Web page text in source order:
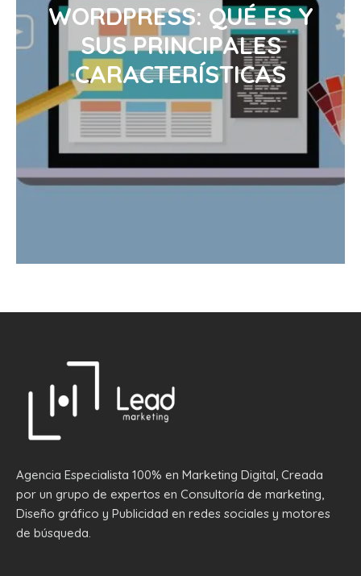
WORDPRESS: QUÉ ES Y
SUS PRINCIPALES
CARACTERÍSTICAS
Agencia Especialista 100% en Marketing Digital, Creada
por un grupo de expertos en Consultoría de marketing,
Diseño gráfico y Publicidad en redes sociales y motores
de búsqueda.